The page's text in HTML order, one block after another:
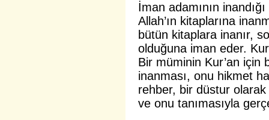
İman adamının
Allah’ın kitaplarına
bütün kitaplara inanır,
olduğuna iman eder.
Bir müminin Kur’an için
inanması, onu hikmet
rehber, bir düstur olarak
ve onu tanımasıyla